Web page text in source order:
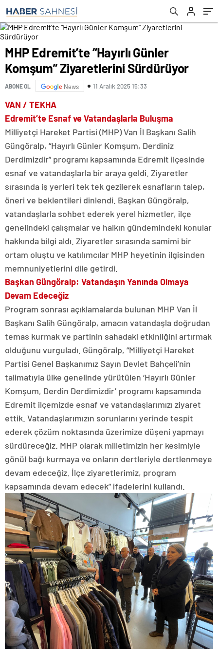
MHP Edremit’te “Hayırlı Günler
Komşum” Ziyaretlerini Sürdürüyor
ABONE OL News 11 Aralık 2025 15:33
VAN / TEKHA
Edremit’te Esnaf ve Vatandaşlarla Buluşma
Milliyetçi Hareket Partisi (MHP) Van İl Başkanı Salih
Güngöralp, “Hayırlı Günler Komşum, Derdiniz
Derdimizdir” programı kapsamında Edremit ilçesinde
esnaf ve vatandaşlarla bir araya geldi. Ziyaretler
sırasında iş yerleri tek tek gezilerek esnafların talep,
öneri ve beklentileri dinlendi. Başkan Güngöralp,
vatandaşlarla sohbet ederek yerel hizmetler, ilçe
genelindeki çalışmalar ve halkın gündemindeki konular
hakkında bilgi aldı. Ziyaretler sırasında samimi bir
ortam oluştu ve katılımcılar MHP heyetinin ilgisinden
memnuniyetlerini dile getirdi.
Başkan Güngöralp: Vatandaşın Yanında Olmaya
Devam Edeceğiz
Program sonrası açıklamalarda bulunan MHP Van İl
Başkanı Salih Güngöralp, amacın vatandaşla doğrudan
temas kurmak ve partinin sahadaki etkinliğini artırmak
olduğunu vurguladı. Güngöralp, “Milliyetçi Hareket
Partisi Genel Başkanımız Sayın Devlet Bahçeli’nin
talimatıyla ülke genelinde yürütülen ‘Hayırlı Günler
Komşum, Derdin Derdimizdir’ programı kapsamında
Edremit ilçemizde esnaf ve vatandaşlarımızı ziyaret
ettik. Vatandaşlarımızın sorunlarını yerinde tespit
ederek çözüm noktasında üzerimize düşeni yapmayı
sürdüreceğiz. MHP olarak milletimizin her kesimiyle
gönül bağı kurmaya ve onların dertleriyle dertlenmeye
devam edeceğiz. İlçe ziyaretlerimiz, program
kapsamında devam edecek” ifadelerini kullandı.